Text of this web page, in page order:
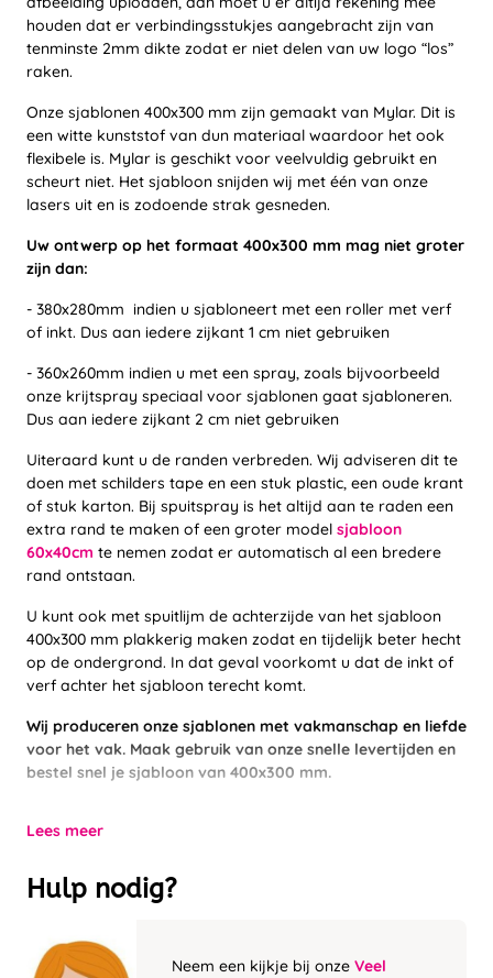
houden dat er verbindingsstukjes aangebracht zijn van
tenminste 2mm dikte zodat er niet delen van uw logo “los”
raken.
Onze sjablonen 400x300 mm zijn gemaakt van Mylar. Dit is
een witte kunststof van dun materiaal waardoor het ook
flexibele is. Mylar is geschikt voor veelvuldig gebruikt en
scheurt niet. Het sjabloon snijden wij met één van onze
lasers uit en is zodoende strak gesneden.
Uw ontwerp op het formaat 400x300 mm mag niet groter
zijn dan:
- 380x280mm indien u sjabloneert met een roller met verf
of inkt. Dus aan iedere zijkant 1 cm niet gebruiken
- 360x260mm indien u met een spray, zoals bijvoorbeeld
onze krijtspray speciaal voor sjablonen gaat sjabloneren.
Dus aan iedere zijkant 2 cm niet gebruiken
Uiteraard kunt u de randen verbreden. Wij adviseren dit te
doen met schilders tape en een stuk plastic, een oude krant
of stuk karton. Bij spuitspray is het altijd aan te raden een
extra rand te maken of een groter model sjabloon
60x40cm te nemen zodat er automatisch al een bredere
rand ontstaan.
U kunt ook met spuitlijm de achterzijde van het sjabloon
400x300 mm plakkerig maken zodat en tijdelijk beter hecht
op de ondergrond. In dat geval voorkomt u dat de inkt of
verf achter het sjabloon terecht komt.
Wij produceren onze sjablonen met vakmanschap en liefde
voor het vak. Maak gebruik van onze snelle levertijden en
bestel snel je sjabloon van 400x300 mm.
Lees meer
Hulp nodig?
Neem een kijkje bij onze Veel